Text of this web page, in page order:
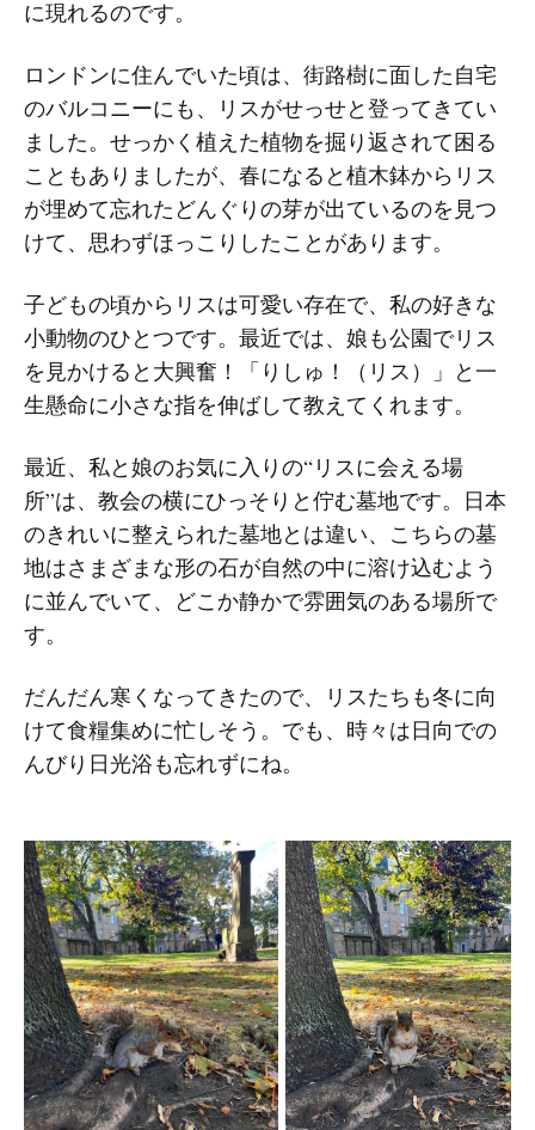
に現れるのです。
ロンドンに住んでいた頃は、街路樹に面した自宅
のバルコニーにも、リスがせっせと登ってきてい
ました。せっかく植えた植物を掘り返されて困る
こともありましたが、春になると植木鉢からリス
が埋めて忘れたどんぐりの芽が出ているのを見つ
けて、思わずほっこりしたことがあります。
子どもの頃からリスは可愛い存在で、私の好きな
小動物のひとつです。最近では、娘も公園でリス
を見かけると大興奮！「りしゅ！（リス）」と一
生懸命に小さな指を伸ばして教えてくれます。
最近、私と娘のお気に入りの“リスに会える場
所”は、教会の横にひっそりと佇む墓地です。日本
のきれいに整えられた墓地とは違い、こちらの墓
地はさまざまな形の石が自然の中に溶け込むよう
に並んでいて、どこか静かで雰囲気のある場所で
す。
だんだん寒くなってきたので、リスたちも冬に向
けて食糧集めに忙しそう。でも、時々は日向での
んびり日光浴も忘れずにね。